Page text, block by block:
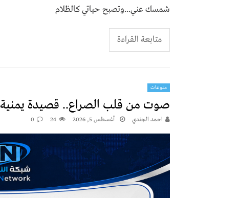
شمسك عني...وتصبح حياتي كالظلام
متابعة القراءة
منوعات
صوت من قلب الصراع.. قصيدة يمنية
احمد الجندي أغسطس 5, 2026 24
0